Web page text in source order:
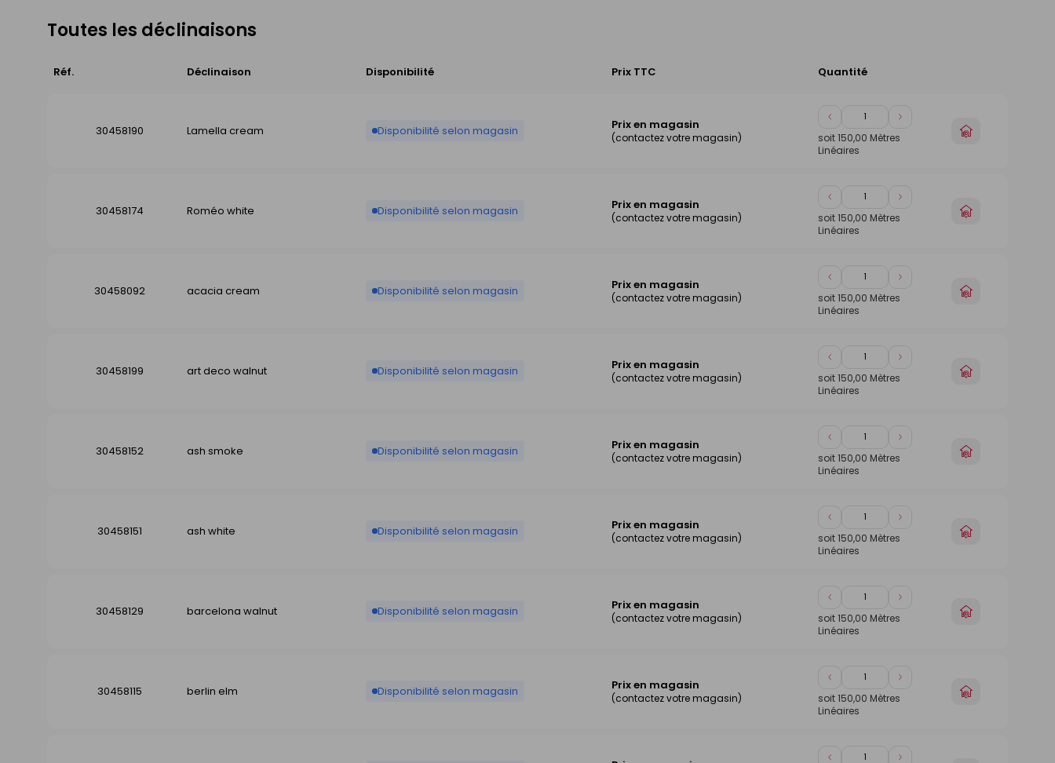
Toutes les déclinaisons
Réf. Déclinaison Disponibilité Prix TTC Quantité
30458190
Lamella cream Disponibilité selon magasin Prix en magasin
(contactez votre magasin)
Diminuer
de
1
Augmenter
de
soit150,00 Mètres
Linéaires
Choisir
30458174 Roméo white Disponibilité selon magasin Prix en magasin
(contactez votre magasin)
Diminuer
de
1
Augmenter
de
soit150,00 Mètres
Linéaires
Choisir
30458092 acacia cream Disponibilité selon magasin Prix en magasin
(contactez votre magasin)
Diminuer
de
1
Augmenter
de
soit150,00 Mètres
Linéaires
Choisir
30458199 art deco walnut Disponibilité selon magasin Prix en magasin
(contactez votre magasin)
Diminuer
de
1
Augmenter
de
soit150,00 Mètres
Linéaires
Choisir
30458152 ash smoke Disponibilité selon magasin Prix en magasin
(contactez votre magasin)
Diminuer
de
1
Augmenter
de
soit150,00 Mètres
Linéaires
Choisir
30458151 ash white Disponibilité selon magasin Prix en magasin
(contactez votre magasin)
Diminuer
de
1
Augmenter
de
soit150,00 Mètres
Linéaires
Choisir
30458129 barcelona walnut Disponibilité selon magasin Prix en magasin
(contactez votre magasin)
Diminuer
de
1
Augmenter
de
soit150,00 Mètres
Linéaires
Choisir
30458115 berlin elm Disponibilité selon magasin Prix en magasin
(contactez votre magasin)
Diminuer
de
1
Augmenter
de
soit150,00 Mètres
Linéaires
Choisir